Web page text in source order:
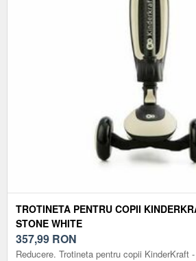
TROTINETA PENTRU COPII
STONE WHITE
357,99 RON
Reducere. Trotineta pentru copii KinderKraft